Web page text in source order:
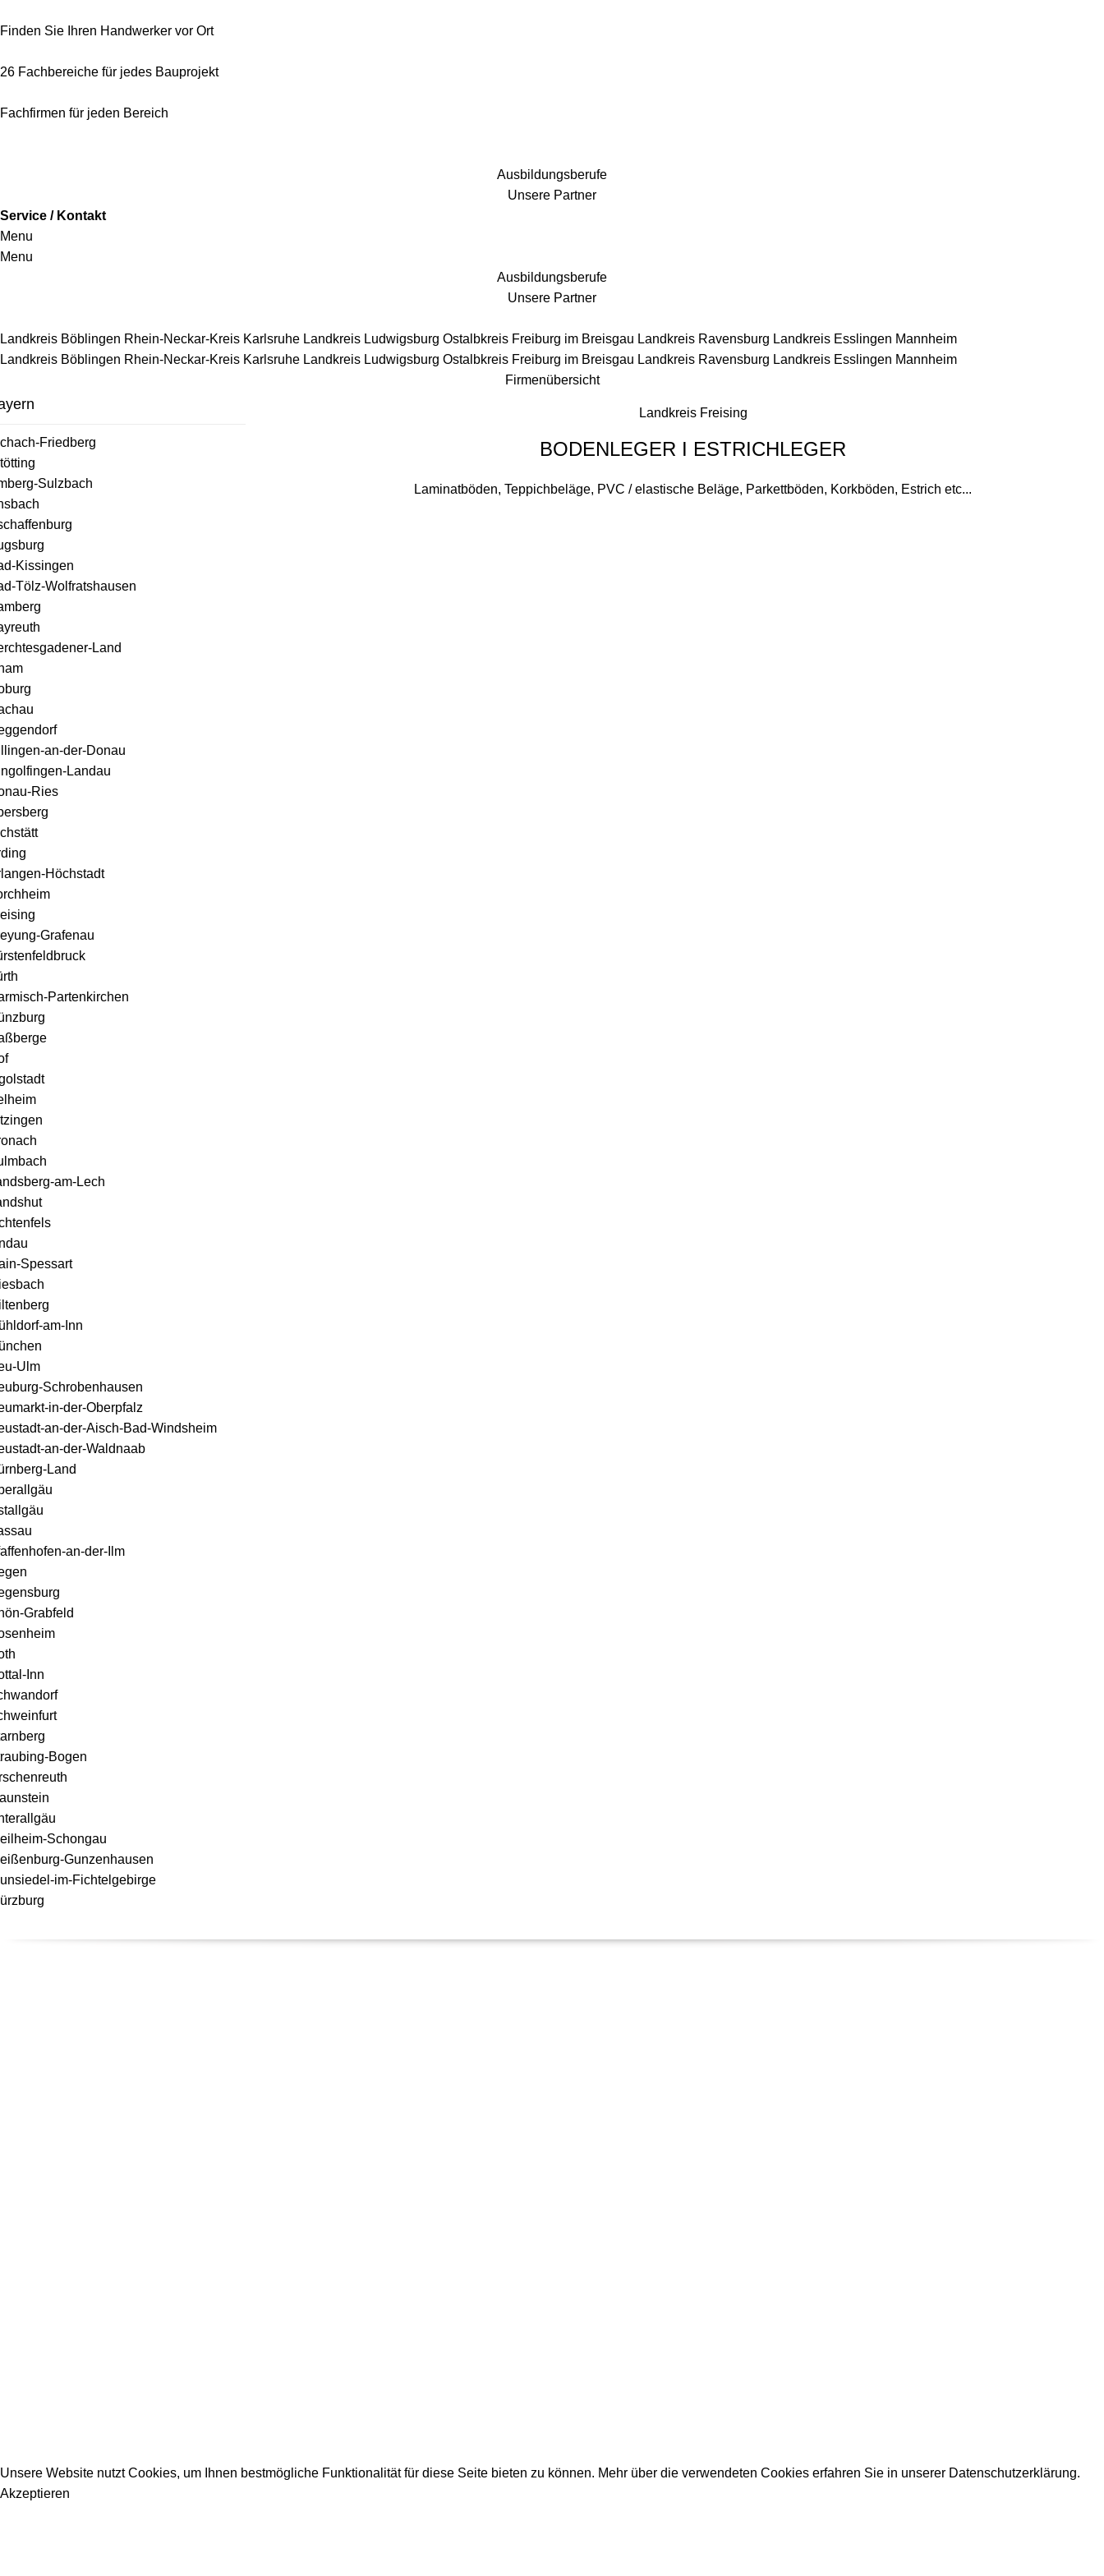
Finden Sie Ihren Handwerker vor Ort
26 Fachbereiche für jedes Bauprojekt
Fachfirmen für jeden Bereich
Ausbildungsberufe
Unsere Partner
Service / Kontakt
Menu
Menu
Ausbildungsberufe
Unsere Partner
Landkreis Böblingen Rhein-Neckar-Kreis Karlsruhe Landkreis Ludwigsburg Ostalbkreis Freiburg im Breisgau Landkreis Ravensburg Landkreis Esslingen Mannheim
Landkreis Böblingen Rhein-Neckar-Kreis Karlsruhe Landkreis Ludwigsburg Ostalbkreis Freiburg im Breisgau Landkreis Ravensburg Landkreis Esslingen Mannheim
Firmenübersicht
Friedberg
Sulzbach
Kissingen
Tölz-Wolfratshausen
Land
an-der-Donau
Landau
Ries
Höchstadt
Grafenau
Partenkirchen
am-Lech
Spessart
am-Inn
Ulm
Schrobenhausen
in-der-Oberpfalz
an-der-Aisch-Bad-Windsheim
an-der-Waldnaab
Land
an-der-Ilm
Grabfeld
Inn
Bogen
Schongau
Gunzenhausen
im-Fichtelgebirge
Landkreis Freising
BODENLEGER I ESTRICHLEGER
Laminatböden, Teppichbeläge, PVC / elastische Beläge, Parkettböden, Korkböden, Estrich etc...
Unsere Website nutzt Cookies, um Ihnen bestmögliche Funktionalität für diese Seite bieten zu können. Mehr über die verwendeten Cookies erfahren Sie in unserer Datenschutzerklärung.
Akzeptieren